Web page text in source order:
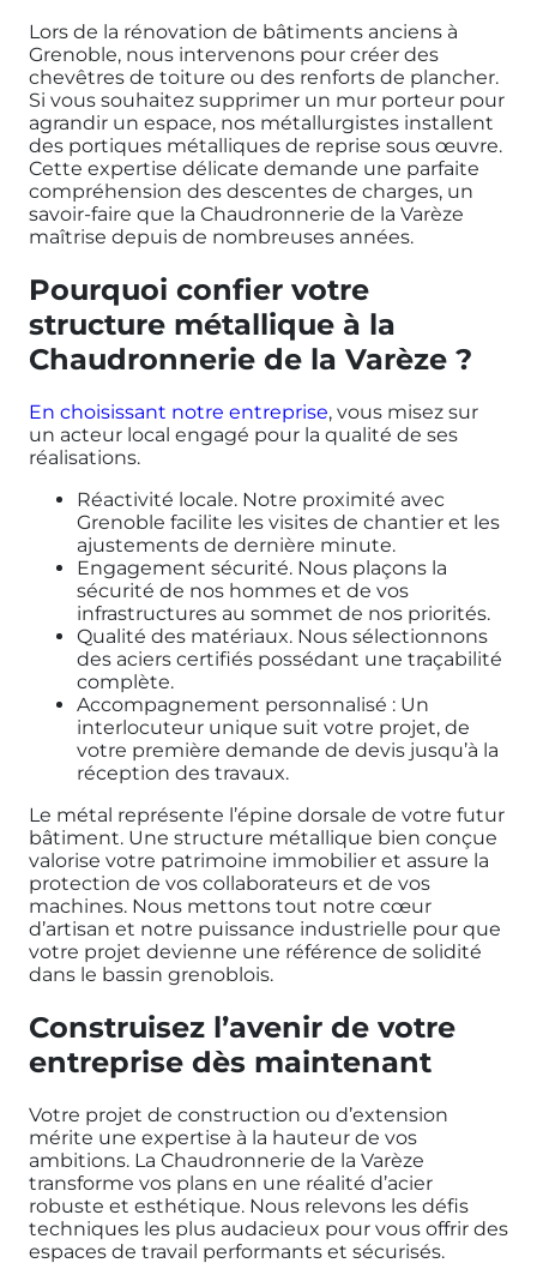
Lors de la rénovation de bâtiments anciens à
Grenoble, nous intervenons pour créer des
chevêtres de toiture ou des renforts de plancher.
Si vous souhaitez supprimer un mur porteur pour
agrandir un espace, nos métallurgistes installent
des portiques métalliques de reprise sous œuvre.
Cette expertise délicate demande une parfaite
compréhension des descentes de charges, un
savoir-faire que la Chaudronnerie de la Varèze
maîtrise depuis de nombreuses années.
Pourquoi confier votre
structure métallique à la
Chaudronnerie de la Varèze ?
En choisissant notre entreprise, vous misez sur
un acteur local engagé pour la qualité de ses
réalisations.
Réactivité locale. Notre proximité avec
Grenoble facilite les visites de chantier et les
ajustements de dernière minute.
Engagement sécurité. Nous plaçons la
sécurité de nos hommes et de vos
infrastructures au sommet de nos priorités.
Qualité des matériaux. Nous sélectionnons
des aciers certifiés possédant une traçabilité
complète.
Accompagnement personnalisé : Un
interlocuteur unique suit votre projet, de
votre première demande de devis jusqu’à la
réception des travaux.
Le métal représente l’épine dorsale de votre futur
bâtiment. Une structure métallique bien conçue
valorise votre patrimoine immobilier et assure la
protection de vos collaborateurs et de vos
machines. Nous mettons tout notre cœur
d’artisan et notre puissance industrielle pour que
votre projet devienne une référence de solidité
dans le bassin grenoblois.
Construisez l’avenir de votre
entreprise dès maintenant
Votre projet de construction ou d’extension
mérite une expertise à la hauteur de vos
ambitions. La Chaudronnerie de la Varèze
transforme vos plans en une réalité d’acier
robuste et esthétique. Nous relevons les défis
techniques les plus audacieux pour vous offrir des
espaces de travail performants et sécurisés.